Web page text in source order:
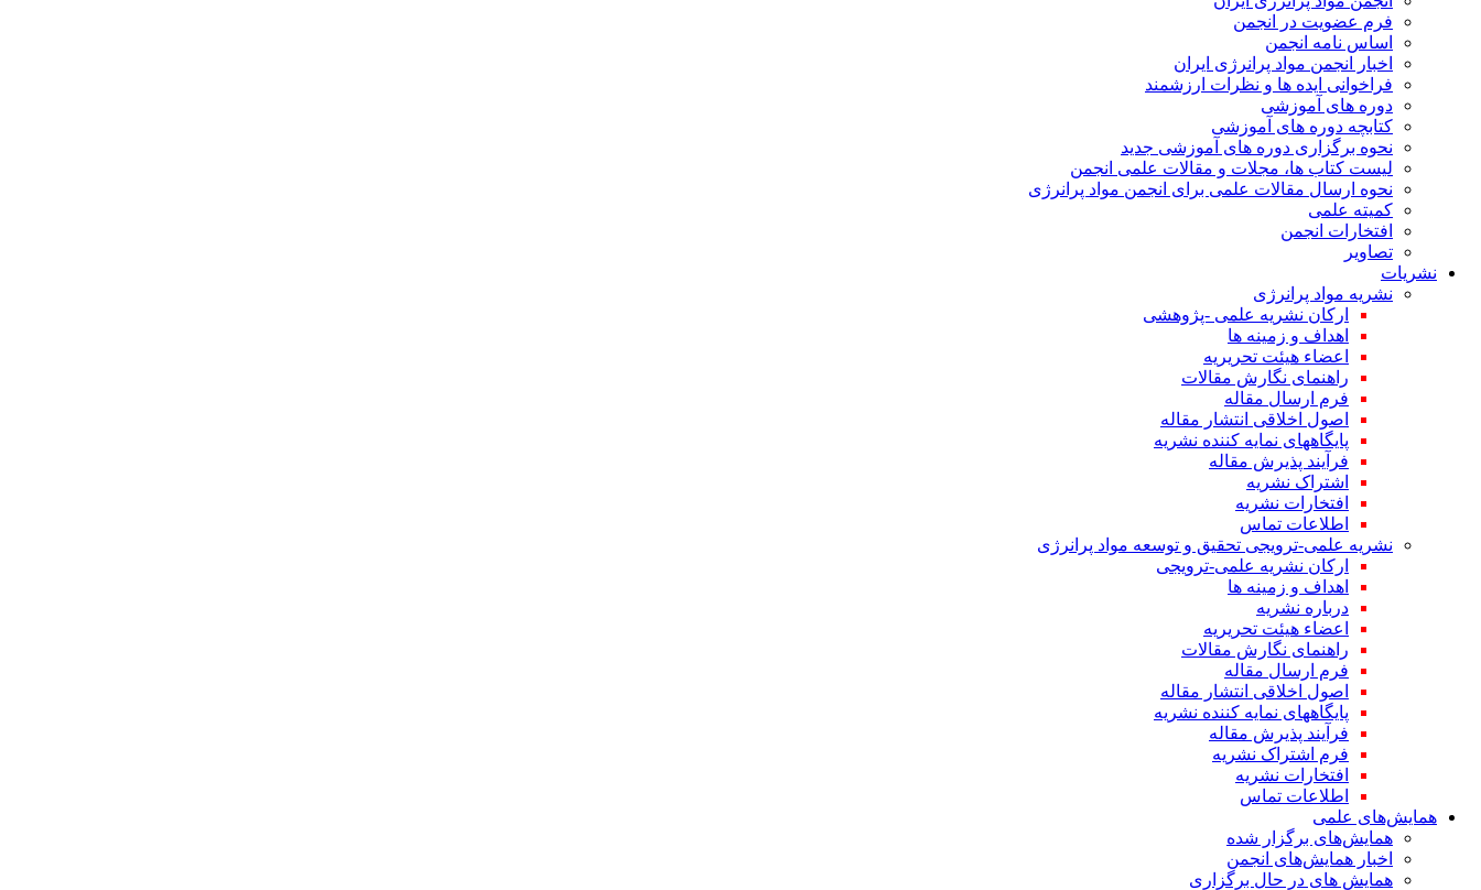
فرم عضویت در انجمن
اساس نامه انجمن
اخبار انجمن مواد پرانرژی ایران
فراخوانی ایده ها و نظرات ارزشمند
دوره های آموزشی
کتابچه دوره های آموزشی
نحوه برگزاری دوره های آموزشی جدید
لیست کتاب ها، مجلات و مقالات علمی انجمن
نحوه ارسال مقالات علمی برای انجمن مواد پرانرژی
کمیته علمی
افتخارات انجمن
تصاویر
نشریات
نشریه مواد پرانرژی
ارکان نشریه علمی -پژوهشی
اهداف و زمینه ها
اعضاء هیئت تحریریه
راهنمای نگارش مقالات
فرم ارسال مقاله
اصول اخلاقی انتشار مقاله
پایگاههای نمایه کننده نشریه
فرآیند پذیرش مقاله
اشتراک نشریه
افتخارات نشریه
اطلاعات تماس
نشریه علمی-ترویجی تحقیق و توسعه مواد پرانرژی
ارکان نشریه علمی-ترویجی
اهداف و زمینه ها
درباره نشریه
اعضاء هیئت تحریریه
راهنمای نگارش مقالات
فرم ارسال مقاله
اصول اخلاقی انتشار مقاله
پایگاههای نمایه کننده نشریه
فرآیند پذیرش مقاله
فرم اشتراک نشریه
افتخارات نشریه
اطلاعات تماس
همایش‌های علمی
همایش‌های برگزار شده
اخبار همایش‌های انجمن
همایش های در حال برگزاری